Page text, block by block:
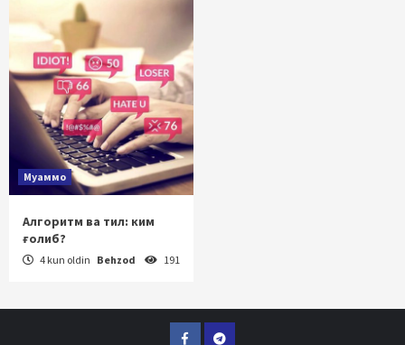
Муаммо
Алгоритм ва тил: ким
ғолиб?
4 kun oldin Behzod 191
FacebookTelegram